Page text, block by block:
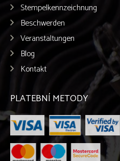
Stempelkennzeichnung
Beschwerden
Veranstaltungen
Blog
Kontakt
PLATEBNÍ METODY